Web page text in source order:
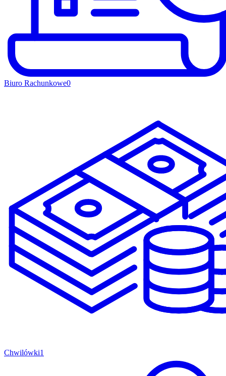
Biuro Rachunkowe0
Chwilówki1